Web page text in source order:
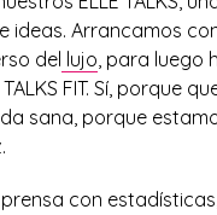
Arrancamos
del lujo, para luego
FIT. Sí, porque
sana, porque
con